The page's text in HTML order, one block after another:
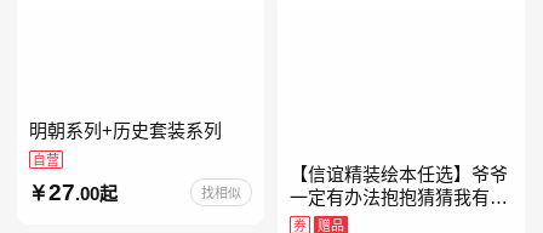
明朝系列+历史套装系列
自营
27.00起 找相似
【信谊精装绘本任选】爷爷
一定有办法抱抱猜猜我有多
爱你妈妈买绿豆我的情绪小
券 赠品